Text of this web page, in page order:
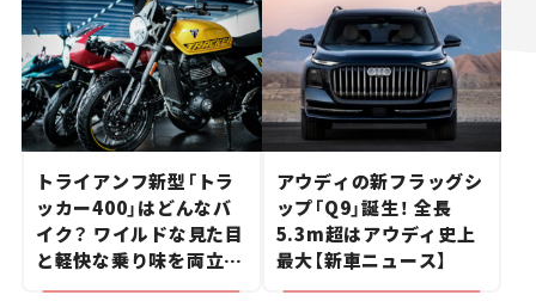
トライアンフ新型「トラ
ッカー400」はどんなバ
イク？ ワイルドな見た目
と軽快な乗り味を両立し
た400ccフラットトラッ
アウディの新フラッグシ
ップ「Q9」誕生！ 全長
5.3m超はアウディ史上
最大【新車ニュース】